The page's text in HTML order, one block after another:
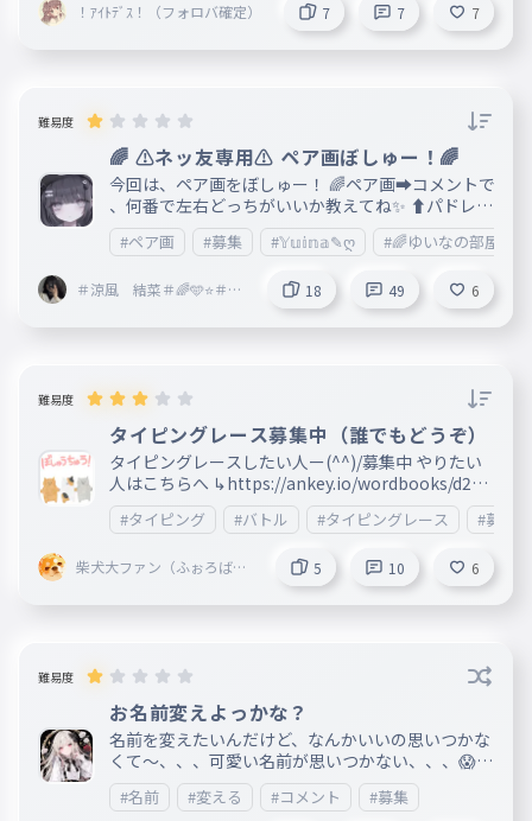
！ｱｲﾄﾃﾞｽ！（フォロバ確定） 7 7 7
難易度
🌈 ⚠️ネッ友専用⚠️ ペア画ぼしゅー！🌈
今回は、ペア画をぼしゅー！ 🌈ペア画➡️コメントで
、何番で左右どっちがいいか教えてね✨ ⬆️パドレで
も⭕ 🎉タイピングは、「すとろべりーぷりんす」
「AMPTAKxCOLORS」「Meteorites」のメンバー
す💦 てことで、よろしくお願いします💬 ペア画は
、大人っぽく顔かくしの女性（？ｗ）に変えてみま
#ペア画 #募集 #𝕐𝕦𝕚𝕟𝕒✎ღ #🌈ゆいなの部屋🩵
＃涼風 結菜＃🌈🩵⭐＃🌈
18 49 6
難易度
タイピングレース募集中（誰でもどうぞ）
タイピングレースしたい人ー(^^)/募集中 やりたい
人はこちらへ ↳https://ankey.io/wordbooks/d2un
1iq9io6g02u02k80
#タイピング #バトル #タイピングレース #募集
柴犬大ファン（ふぉろば）
5 10 6
難易度
お名前変えよっかな？
名前を変えたいんだけど、なんかいいの思いつかな
くて〜、、、可愛い名前が思いつかない、、、😱
なにか案がある人とかいたらコメントで教えて欲し
いです！あと、もしできるなら、漢字でも書ける名
#名前 #変える #コメント #募集